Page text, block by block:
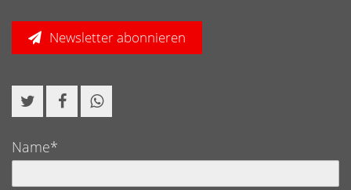
Newsletter abonnieren
Name*